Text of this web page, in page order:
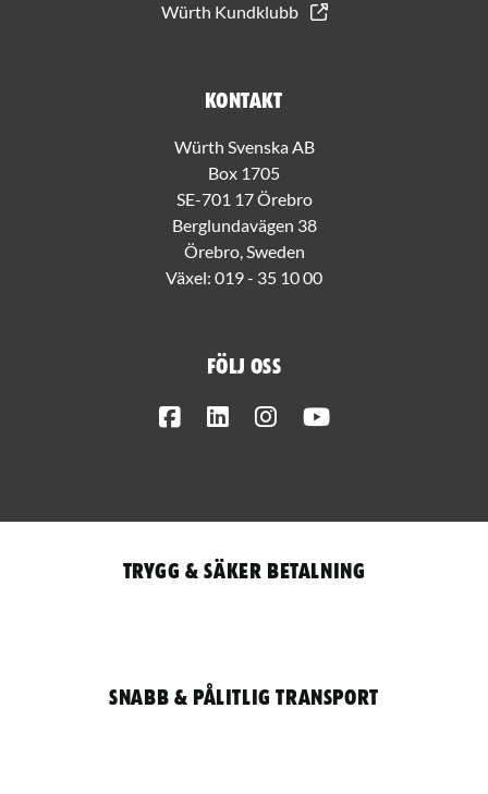
Würth Kundklubb
Kontakt
Würth Svenska AB
Box 1705
SE-701 17 Örebro
Berglundavägen 38
Örebro, Sweden
Växel: 019 - 35 10 00
Följ oss
FacebookLinkedInInstagram
Trygg & säker betalning
Snabb & pålitlig transport